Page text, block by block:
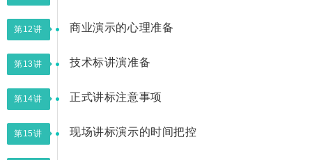
第12讲 商业演示的心理准备
第13讲 技术标讲演准备
第14讲 正式讲标注意事项
第15讲 现场讲标演示的时间把控